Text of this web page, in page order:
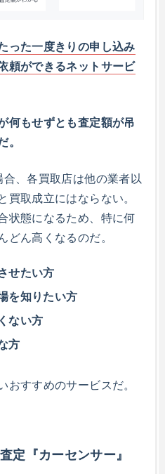
った一度きりの申し込み
頼ができるネットサービ
何もせずとも査定額が吊
、各買取店は他の業者以
取成立にはならない。
状態になるため、特に何
どん高くなるのだ。
せたい方
を知りたい方
ない方
方
すすめのサービスだ。
定『カーセンサー』